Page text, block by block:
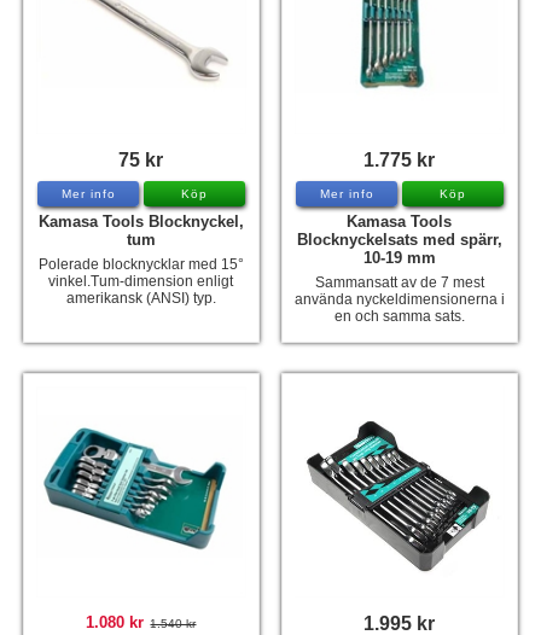
75 kr
Mer info Köp
Kamasa Tools Blocknyckel,
tum
Polerade blocknycklar med 15°
vinkel.Tum-dimension enligt
amerikansk (ANSI) typ.
1.775 kr
Mer info Köp
Kamasa Tools
Blocknyckelsats med spärr,
10-19 mm
Sammansatt av de 7 mest
använda nyckeldimensionerna i
en och samma sats.
1.080 kr 1.540 kr 1.995 kr